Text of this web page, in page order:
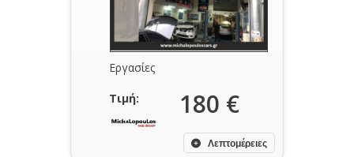
Εργασίες
Τιμή: 180 €
Λεπτομέρειες